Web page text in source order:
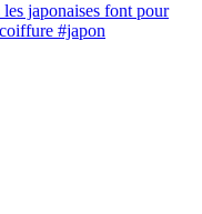
japonaises font pour
#japon